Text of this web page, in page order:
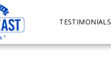
TESTIMONIALS